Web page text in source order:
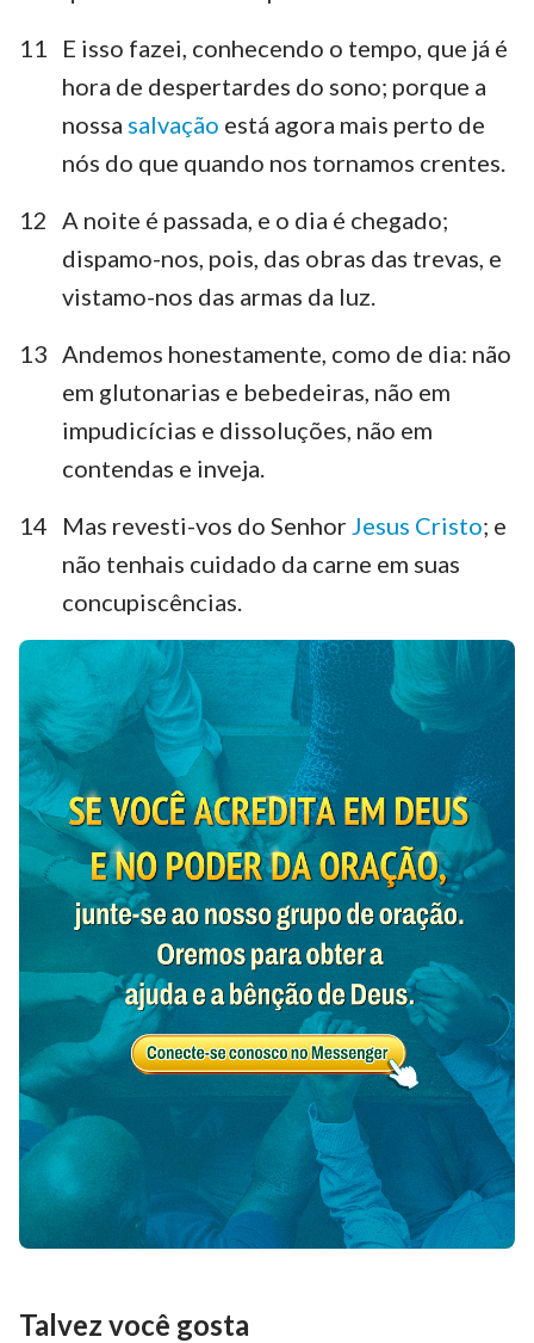
1 2 3 4 5
8
9 10 11 12 13
14
15
16
11
E isso fazei, conhecendo o tempo, que já é
hora de despertardes do sono; porque a
nossa salvação está agora mais perto de
nós do que quando nos tornamos crentes.
12
A noite é passada, e o dia é chegado;
dispamo-nos, pois, das obras das trevas, e
vistamo-nos das armas da luz.
13 Andemos honestamente, como de dia: não
em glutonarias e bebedeiras, não em
impudicícias e dissoluções, não em
contendas e inveja.
14
Mas revesti-vos do Senhor Jesus Cristo; e
não tenhais cuidado da carne em suas
concupiscências.
Talvez você gosta